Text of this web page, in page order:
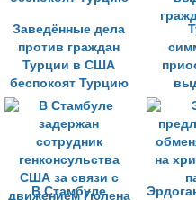
Заведённые дела
против граждан
Турции в США
беспокоят Турцию
В Стамбуле